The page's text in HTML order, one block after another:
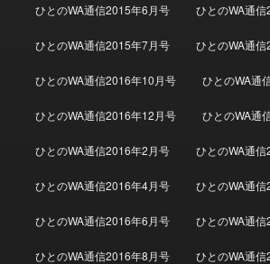
ひとのWA通信2015年6月号 ひとのWA通
ひとのWA通信2015年7月号 ひとのWA通
ひとのWA通信2016年10月号 ひとのWA通
ひとのWA通信2016年12月号 ひとのWA通
ひとのWA通信2016年2月号 ひとのWA通
ひとのWA通信2016年4月号 ひとのWA通
ひとのWA通信2016年6月号 ひとのWA通
ひとのWA通信2016年8月号 ひとのWA通